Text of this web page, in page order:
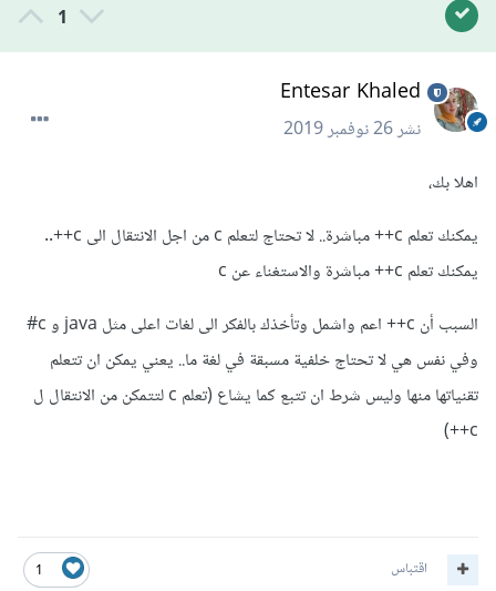
1
Entesar Khaled
نشر26 نوفمبر 2019
اهلا بك،
يمكنك تعلم c++ مباشرة.. لا تحتاج لتعلم c من اجل الانتقال الى c++..
يمكنك تعلم c++ مباشرة والاستغناء عن c
السبب أن c++ اعم واشمل وتأخذك بالفكر الى لغات اعلى مثل java و c#
وفي نفس هي لا تحتاج خلفية مسبقة في لغة ما.. يعني يمكن ان تتعلم
تقنياتها منها وليس شرط ان تتبع كما يشاع (تعلم c لتتمكن من الانتقال ل
c++)
1 اقتباس